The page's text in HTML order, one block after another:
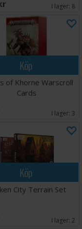
I lager: 8
Köp
of Khorne Warscroll
Cards
I lager: 3
Köp
City Terrain Set
I lager: 2